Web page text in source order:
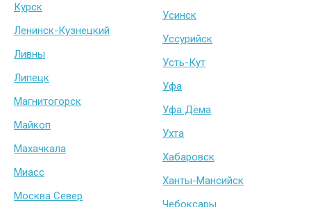
Курск
Ленинск-Кузнецкий
Ливны
Липецк
Магнитогорск
Майкоп
Махачкала
Миасс
Москва Север
Усинск
Уссурийск
Усть-Кут
Уфа
Уфа Дёма
Ухта
Хабаровск
Ханты-Мансийск
Чебоксары